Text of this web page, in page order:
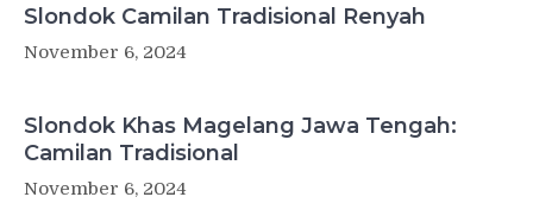
Slondok Camilan Tradisional Renyah
November 6, 2024
Slondok Khas Magelang Jawa Tengah:
Camilan Tradisional
November 6, 2024